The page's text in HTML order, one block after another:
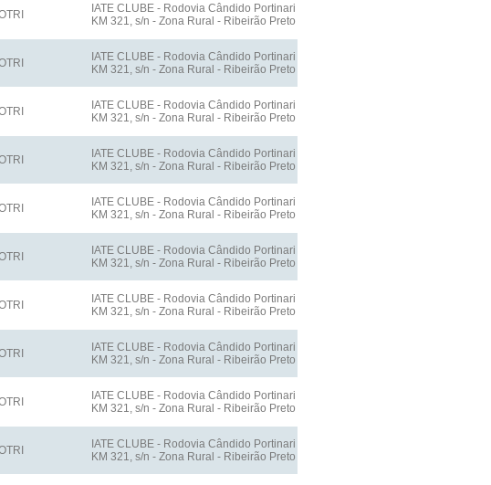
IATE CLUBE - Rodovia Cândido Portinari
KM 321, s/n - Zona Rural - Ribeirão Preto
IATE CLUBE - Rodovia Cândido Portinari
KM 321, s/n - Zona Rural - Ribeirão Preto
IATE CLUBE - Rodovia Cândido Portinari
KM 321, s/n - Zona Rural - Ribeirão Preto
IATE CLUBE - Rodovia Cândido Portinari
KM 321, s/n - Zona Rural - Ribeirão Preto
IATE CLUBE - Rodovia Cândido Portinari
KM 321, s/n - Zona Rural - Ribeirão Preto
IATE CLUBE - Rodovia Cândido Portinari
KM 321, s/n - Zona Rural - Ribeirão Preto
IATE CLUBE - Rodovia Cândido Portinari
KM 321, s/n - Zona Rural - Ribeirão Preto
IATE CLUBE - Rodovia Cândido Portinari
KM 321, s/n - Zona Rural - Ribeirão Preto
IATE CLUBE - Rodovia Cândido Portinari
KM 321, s/n - Zona Rural - Ribeirão Preto
IATE CLUBE - Rodovia Cândido Portinari
KM 321, s/n - Zona Rural - Ribeirão Preto